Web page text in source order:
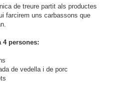
de treure partit als productes
farcirem uns carbassons que
4 persones:
de vedella i de porc